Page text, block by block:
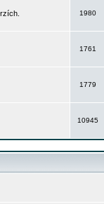
1980
1761
1779
10945